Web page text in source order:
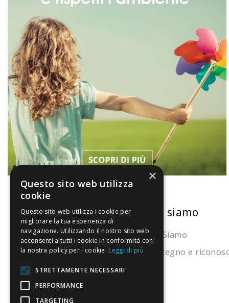
La nostra convenienza
Il risparmio che fa ambiente
Il nostro manifesto
Il blog
Perché fidarti
Chi siamo
Chi Siamo
Sostegno e
×
Questo sito web utilizza
cookie
Questo sito web utilizza i cookie per
migliorare la tua esperienza di
navigazione. Utilizzando il nostro sito web
acconsenti a tutti i cookie in conformità con
la nostra policy per i cookie. Leggi di più
STRETTAMENTE NECESSARI
PERFORMANCE
TARGETING